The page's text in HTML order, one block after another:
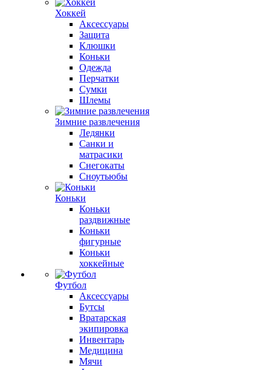
Хоккей
Аксессуары
Защита
Клюшки
Коньки
Одежда
Перчатки
Сумки
Шлемы
Зимние развлечения
Ледянки
Санки и
матрасики
Снегокаты
Сноутьюбы
Коньки
Коньки
раздвижные
Коньки
фигурные
Коньки
хоккейные
Футбол
Аксессуары
Бутсы
Вратарская
экипировка
Инвентарь
Медицина
Мячи